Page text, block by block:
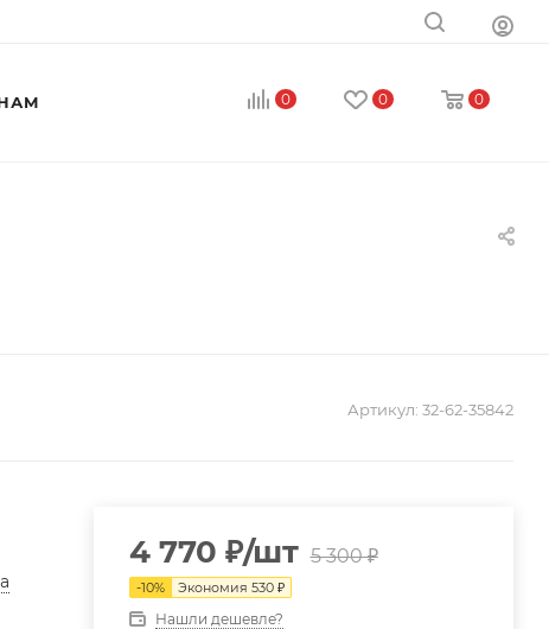
0 0 0
Артикул: 32-62-35842
4 770 ₽/шт 5 300₽
-10% Экономия 530₽
Нашли дешевле?